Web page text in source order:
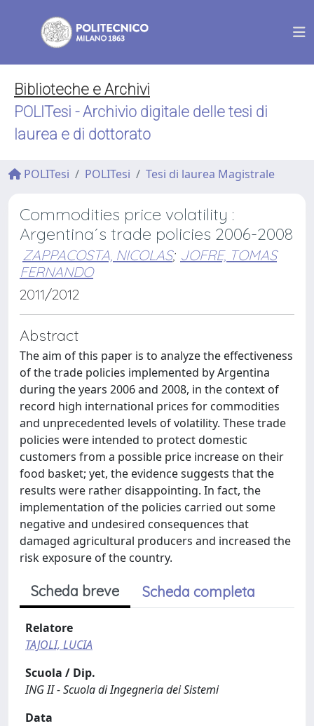
Biblioteche e Archivi
POLITesi - Archivio digitale delle tesi di
laurea e di dottorato
POLITesi POLITesi Tesi di laurea Magistrale
Commodities price volatility :
Argentina´s trade policies 2006-2008
ZAPPACOSTA, NICOLAS; JOFRE, TOMAS
FERNANDO
2011/2012
Abstract
The aim of this paper is to analyze the effectiveness
of the trade policies implemented by Argentina
during the years 2006 and 2008, in the context of
record high international prices for commodities
and unprecedented levels of volatility. These trade
policies were intended to protect domestic
customers from a possible price increase on their
food basket; yet, the evidence suggests that the
results were rather disappointing. In fact, the
implementation of the policies carried out some
negative and undesired consequences that
damaged agricultural producers and increased the
risk exposure of the country.
Scheda breve Scheda completa
Relatore
TAJOLI, LUCIA
Scuola / Dip.
ING II - Scuola di Ingegneria dei Sistemi
Data